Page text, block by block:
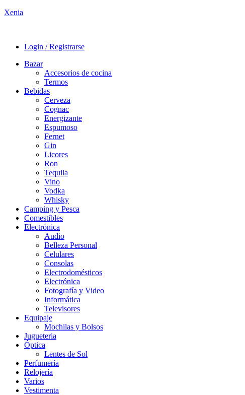
Xenia
Login / Registrarse
Bazar
Accesorios de cocina
Termos
Bebidas
Cerveza
Cognac
Energizante
Espumoso
Fernet
Gin
Licores
Ron
Tequila
Vino
Vodka
Whisky
Camping y Pesca
Comestibles
Electrónica
Audio
Belleza Personal
Celulares
Consolas
Electrodomésticos
Electrónica
Fotografía y Video
Informática
Televisores
Equipaje
Mochilas y Bolsos
Jugueteria
Óptica
Lentes de Sol
Perfumería
Relojería
Varios
Vestimenta